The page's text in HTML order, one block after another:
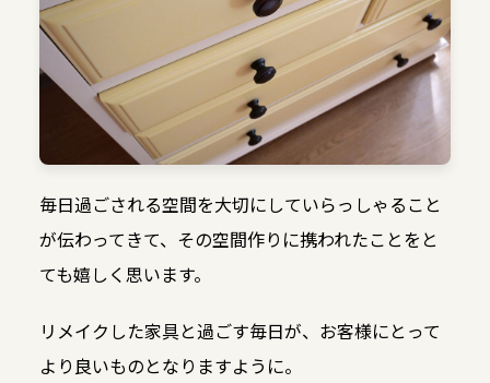
毎日過ごされる空間を大切にしていらっしゃること
が伝わってきて、その空間作りに携われたことをと
ても嬉しく思います。
リメイクした家具と過ごす毎日が、お客様にとって
より良いものとなりますように。